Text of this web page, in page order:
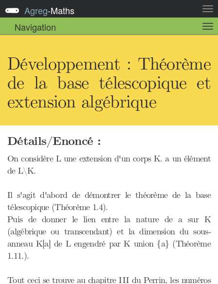
la
Agreg-Maths
Navigation
la
Développement : Théorème
de la base télescopique et
extension algébrique
Détails/Enoncé :
On considère L une extension d'un corps K. a un élément
de L\K.
Il s'agit d'abord de démontrer le théorème de la base
télescopique (Théorème 1.4).
Puis de donner le lien entre la nature de a sur K
(algébrique ou transcendant) et la dimension du sous-
anneau K[a] de L engendré par K union {a} (Théorème
1.11.).
Tout ceci se trouve au chapitre III du Perrin, les numéros